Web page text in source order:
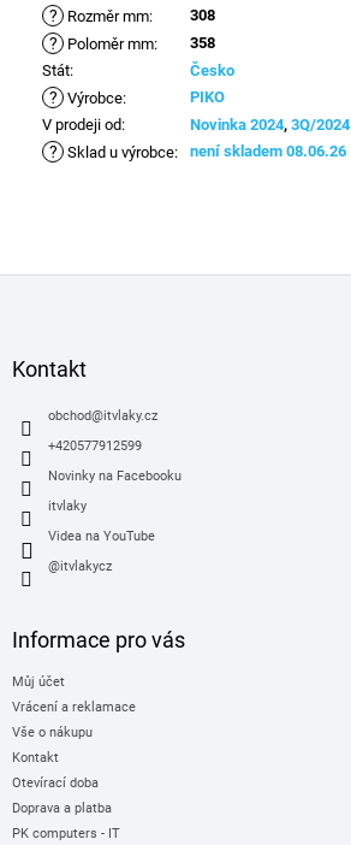
? Rozměr mm: 308
? Poloměr mm:
358
Stát: Česko
? Výrobce:
PIKO
V prodeji od: Novinka 2024, 3Q/2024
? Sklad u výrobce: není skladem 08.06.26
Kontakt
obchod@itvlaky.cz
+420577912599
Novinky na Facebooku
itvlaky
Videa na YouTube
@itvlakycz
Informace pro vás
Můj účet
Vrácení a reklamace
Vše o nákupu
Kontakt
Otevírací doba
Doprava a platba
PK computers - IT